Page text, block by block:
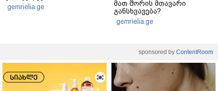
gemrielia.ge
მათ შორის მთავარი
განსხვავება?
gemrielia.ge
sponsored by ContentRoom